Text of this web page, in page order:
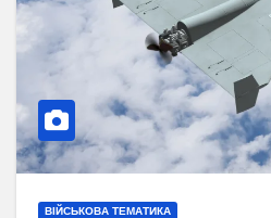
ВІЙСЬКОВА ТЕМАТИКА